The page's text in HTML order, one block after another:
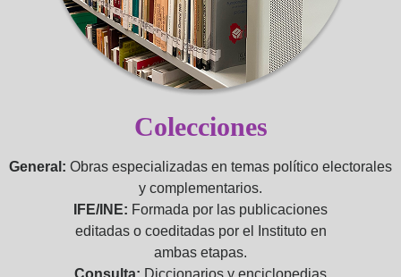
Colecciones
General: Obras especializadas en temas político electorales
y complementarios.
IFE/INE: Formada por las publicaciones
editadas o coeditadas por el Instituto en
ambas etapas.